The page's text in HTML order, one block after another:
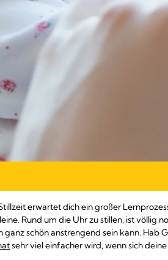
erwartet dich ein großer
Rund um die Uhr zu stillen, ist völlig
ganz schön anstrengend sein kann.
sehr viel einfacher wird, wenn sich